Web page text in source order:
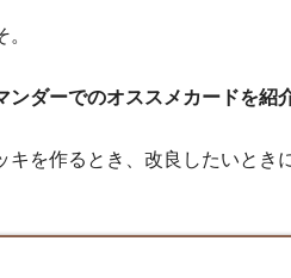
ンダーでのオススメカードを紹
キを作るとき、改良したいとき